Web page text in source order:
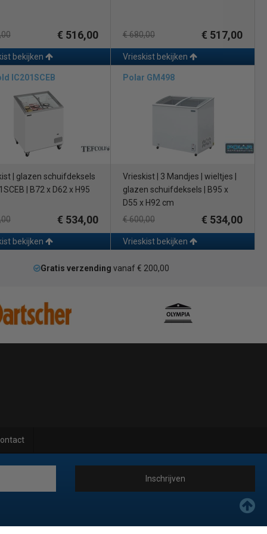
€ 516,00
bekijken
€ 680,00 € 517,00
Vrieskist bekijken
IC201SCEB
| glazen schuifdeksels
| B72 x D62 x H95
€ 534,00
bekijken
Polar GM498
Vrieskist | 3 Mandjes | wieltjes |
glazen schuifdeksels | B95 x
D55 x H92 cm
€ 600,00
€ 534,00
Vrieskist bekijken
Gratis verzending vanaf € 200,00
Inschrijven